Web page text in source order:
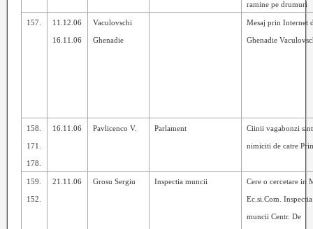
ramine pe drumuri
157. 11.12.06
16.11.06
Vaculovschi
Ghenadie
Mesaj prin Internet
Ghenadie
158.
171.
178.
16.11.06 Pavlicenco V. Parlament Ciinii vagabonzi sint
nimiciti de catre
159.
152.
21.11.06 Grosu Sergiu Inspectia muncii Cere o cercetare in
Ec.si.Com. Inspectia
muncii Centr. De